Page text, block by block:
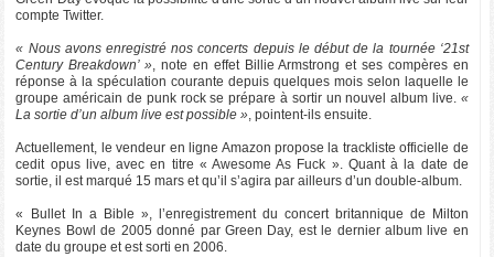
compte Twitter.
« Nous avons enregistré nos concerts depuis le début de la tournée ‘21st
Century Breakdown’ », note en effet Billie Armstrong et ses compères en
réponse à la spéculation courante depuis quelques mois selon laquelle le
groupe américain de punk rock se prépare à sortir un nouvel album live. «
La sortie d’un album live est possible », pointent-ils ensuite.
Actuellement, le vendeur en ligne Amazon propose la trackliste officielle de
cedit opus live, avec en titre « Awesome As Fuck ». Quant à la date de
sortie, il est marqué 15 mars et qu’il s’agira par ailleurs d’un double-album.
« Bullet In a Bible », l’enregistrement du concert britannique de Milton
Keynes Bowl de 2005 donné par Green Day, est le dernier album live en
date du groupe et est sorti en 2006.